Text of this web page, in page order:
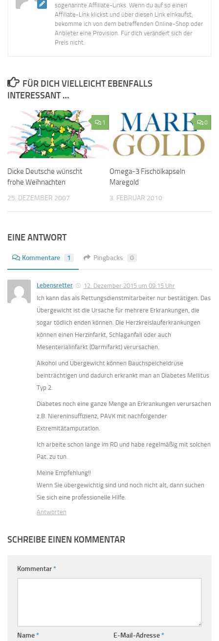
sogenannte Affiliate-Links. Wenn du auf so einen
Affiliate-Link klickst und über diesen Link einkaufst,
bekomme ich von dem betreffenden Online-Shop oder
Anbieter eine Provision. Für dich verändert sich der
Preis nicht.
FÜR DICH VIELLEICHT EBENFALLS
INTERESSANT …
1
Dicke Deutsche wünscht
frohe Weihnachten
25. DEZEMBER 2007
0
Omega-3 Fischölkapseln
Maregold
3. FEBRUAR 2010
EINE ANTWORT
Kommentare 1 Pingbacks 0
Lebensretter
12. Dezember 2015 um 09:15 Uhr
Ich kann das als Rettungsdienstmitarbeiter nur bestätigen. Das
Übergewicht ist die Ursache für mehrere Erkrankungen, die
sogar tödlich enden können. Die Herzkreislauferkrankungen
können einen Herzinfarkt, Schlaganfall oder auch
Mesenterialinfarkt (Darmifarkt) verursachen.
Alkohol und Übergewicht können Bauchspeicheldrüse
beinträchtigen und dadurch erkrankt man an Diabetes Mellitus
Typ 2.
Diabetes noch eine ganze Menge an Erkrankungen verursachen
z.B. Niereninsuffizienz, PAVK mit nachfolgender
Extremitätamputation.
Ich arbeite schon lange im RD und habe regelmäßig mit solchen
Pat. zu tun.
Meine Empfehlung!!
Wenn Sie übergewichtig sind und noch nicht alt, dann suchen
Sie sich eine professionelle Hilfe.
Antworten
SCHREIBE EINEN KOMMENTAR
Kommentar*
Name* E-Mail-Adresse*